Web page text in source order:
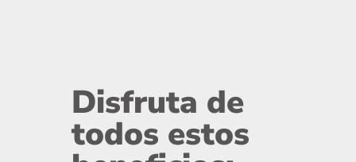
Disfruta de
todos estos